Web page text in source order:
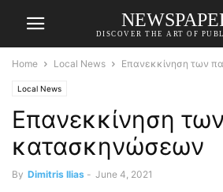
DISCOVER THE ART OF
Home Local News Επανεκκίνηση των
Local News
Επανεκκίνηση
κατασκηνώσεων
By Dimitris Ilias - June 4, 2021